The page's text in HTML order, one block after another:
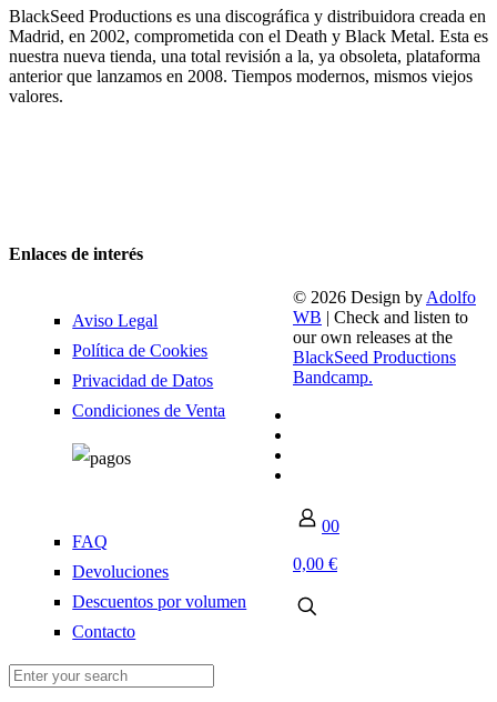
BlackSeed Productions es una discográfica y distribuidora creada en
Madrid, en 2002, comprometida con el Death y Black Metal. Esta es
nuestra nueva tienda, una total revisión a la, ya obsoleta, plataforma
anterior que lanzamos en 2008. Tiempos modernos, mismos viejos
valores.
Enlaces de interés
Aviso Legal
Política de Cookies
Privacidad de Datos
Condiciones de Venta
FAQ
Devoluciones
Descuentos por volumen
Contacto
© 2026 Design by Adolfo
WB | Check and listen to
our own releases at the
BlackSeed Productions
Bandcamp.
00
0,00 €